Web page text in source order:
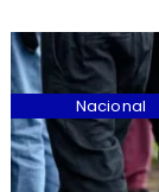
Nacional